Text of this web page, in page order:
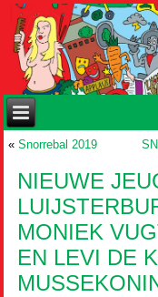
«Snorrebal 2019
NIEUWE
MONIEK
EN LEVI DE